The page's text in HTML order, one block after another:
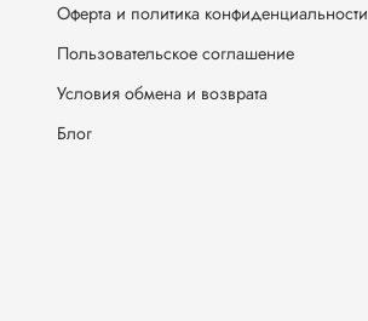
Оферта и политика конфиденциальности
Пользовательское соглашение
Условия обмена и возврата
Блог